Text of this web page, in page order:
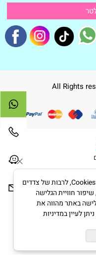
לידיעתך, באתרנו נעשה שימוש בקבצי Cookies, לרבות של צדדים
חוויית הגלישה
באתר מהווה את
לעיין במדיניות